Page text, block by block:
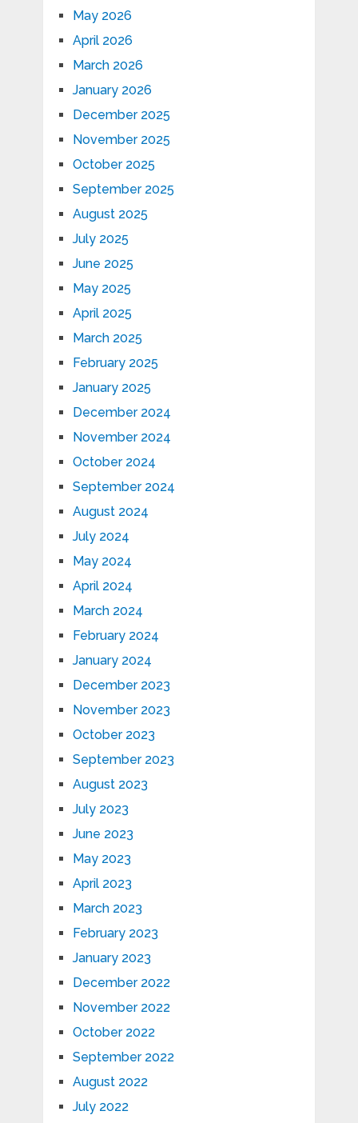
May 2026
April 2026
March 2026
January 2026
December 2025
November 2025
October 2025
September 2025
August 2025
July 2025
June 2025
May 2025
April 2025
March 2025
February 2025
January 2025
December 2024
November 2024
October 2024
September 2024
August 2024
July 2024
May 2024
April 2024
March 2024
February 2024
January 2024
December 2023
November 2023
October 2023
September 2023
August 2023
July 2023
June 2023
May 2023
April 2023
March 2023
February 2023
January 2023
December 2022
November 2022
October 2022
September 2022
August 2022
July 2022